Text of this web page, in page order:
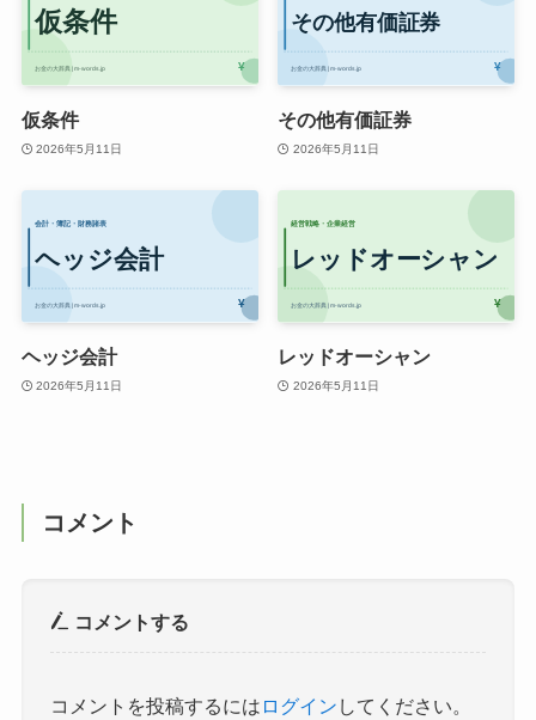
仮条件
2026年5月11日
その他有価証券
2026年5月11日
ヘッジ会計
2026年5月11日
レッドオーシャン
2026年5月11日
コメント
コメントする
コメントを投稿するには ログイン してください。